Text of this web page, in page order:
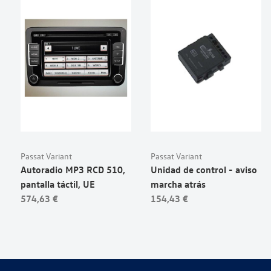
Passat Variant
Autoradio MP3 RCD 510,
pantalla táctil, UE
574,63 €
Passat Variant
Unidad de control - aviso
marcha atrás
154,43 €